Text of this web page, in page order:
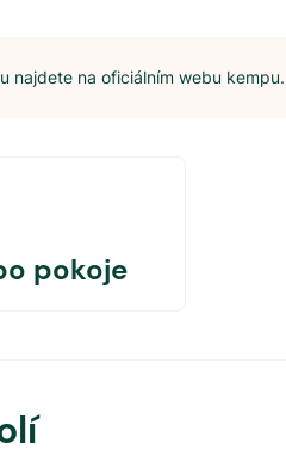
najdete na oficiálním webu kempu.
pokoje